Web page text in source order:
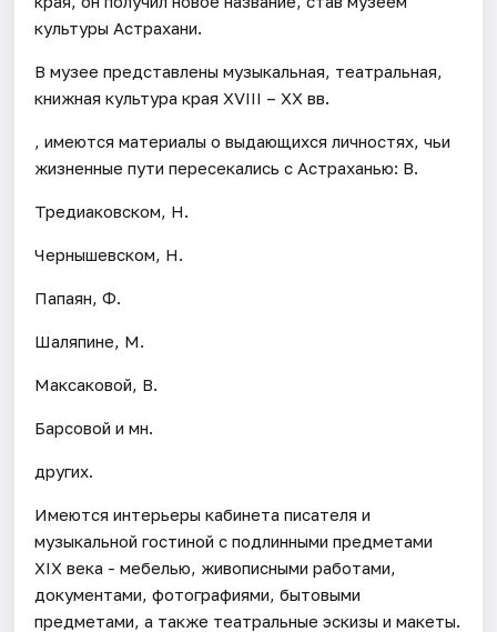
культуры Астрахани.
В музее представлены музыкальная, театральная,
книжная культура края XVIII – XX вв.
, имеются материалы о выдающихся личностях, чьи
жизненные пути пересекались с Астраханью: В.
Тредиаковском, Н.
Чернышевском, Н.
Папаян, Ф.
Шаляпине, М.
Максаковой, В.
Барсовой и мн.
других.
Имеются интерьеры кабинета писателя и
музыкальной гостиной с подлинными предметами
XIX века - мебелью, живописными работами,
документами, фотографиями, бытовыми
предметами, а также театральные эскизы и макеты.